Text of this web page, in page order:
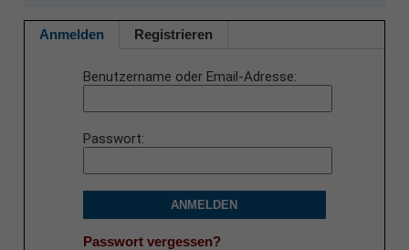
Anmelden Registrieren
Benutzername oder Email-Adresse
Passwort
ANMELDEN
Passwort vergessen?